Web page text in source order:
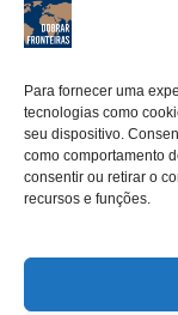
Para fornecer uma
tecnologias como
seu dispositivo.
como comportamento
consentir ou retirar o
recursos e funções.